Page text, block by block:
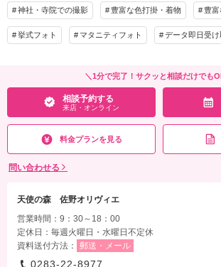
家族と撮影 家族用衣装レンタル
その他含むもの
イシャツ・アクセサリー・ベール・グローブ・ブーケ・ブー
お庭撮影・教会使用料・ブライズルーム使用料・撮影小物
整済みデータ
相談予約する
来店・オンライン
神社・寺院での撮影 豊富な色打掛・着物 豊富
挙式フォト マタニティフォト データ即日受け
＼1分で完了！サクッと相談だけでも
相談予約する
来店・オンライン
料金プランを見る
問い合わせる
天使の森 佐野オリヴィエ
営業時間：9：30～18：00
定休日：毎週火曜日・水曜日不定休
資料送付方法：
郵送・メール
0283-22-8977